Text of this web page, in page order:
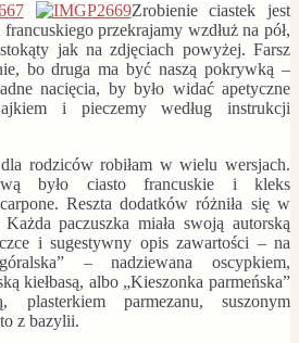
Zrobienie ciastek jest
przekrajamy wzdłuż na pół,
jak na zdjęciach powyżej. Farsz
bo druga ma być naszą pokrywką –
nacięcia, by było widać apetyczne
i pieczemy według instrukcji
rodziców robiłam w wielu wersjach.
było ciasto francuskie i kleks
Reszta dodatków różniła się w
paczuszka miała swoją autorską
i sugestywny opis zawartości – na
– nadziewana oscypkiem,
kiełbasą, albo „Kieszonka parmeńska”
plasterkiem parmezanu, suszonym
z bazylii.